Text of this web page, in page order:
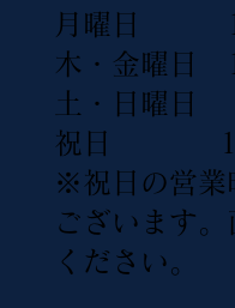
月曜日 10
木・金曜日
土・日曜日
祝日 10
※祝日の営業
ございます
ください。